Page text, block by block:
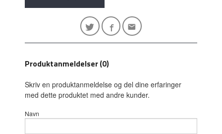
Produktanmeldelser (0)
Skriv en produktanmeldelse og del dine erfaringer
med dette produktet med andre kunder.
Navn